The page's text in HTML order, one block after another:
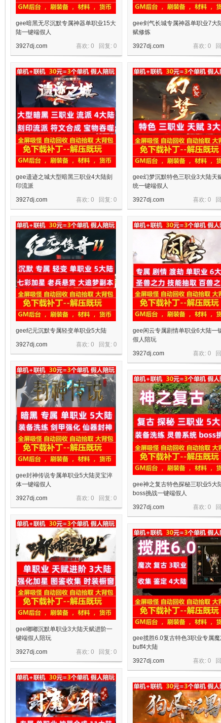
gee暗黑无尽沉默专属神器单职业15大
陆一键端假人
喜欢: 0 回复: 0
3927dj.com
gee剑气长城专属神器单职业7大
赋修炼
喜欢: 0
3927dj.com
gee遗迹之城大型暗黑三职业4大陆刻
印流派
喜欢: 0 回复: 0
3927dj.com
gee幻梦沉默特色三职业3大陆天
统一键端假人
喜欢: 0
3927dj.com
gee纪元沉默专属轻变单职业5大陆
喜欢: 0 回复: 0
3927dj.com
gee闲云专属剧情单职业6大陆一
假人陪玩
喜欢: 0
3927dj.com
gee封神传说专属单职业5大陆灵宝淬
体一键端假人
喜欢: 0 回复: 0
3927dj.com
gee神之复古特色探秘三职业5大
boss挑战一键端假人
喜欢: 0
3927dj.com
gee嘟嘟沉默单职业3大陆天赋进阶一
键端假人陪玩
喜欢: 0 回复: 0
3927dj.com
gee揽胜6.0复古特色3职业专属魔
buff4大陆
喜欢: 0
3927dj.com